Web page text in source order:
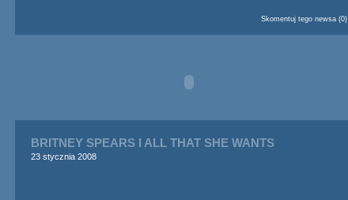
Skomentuj tego newsa (0)
BRITNEY SPEARS I ALL THAT SHE WANTS
23 stycznia 2008